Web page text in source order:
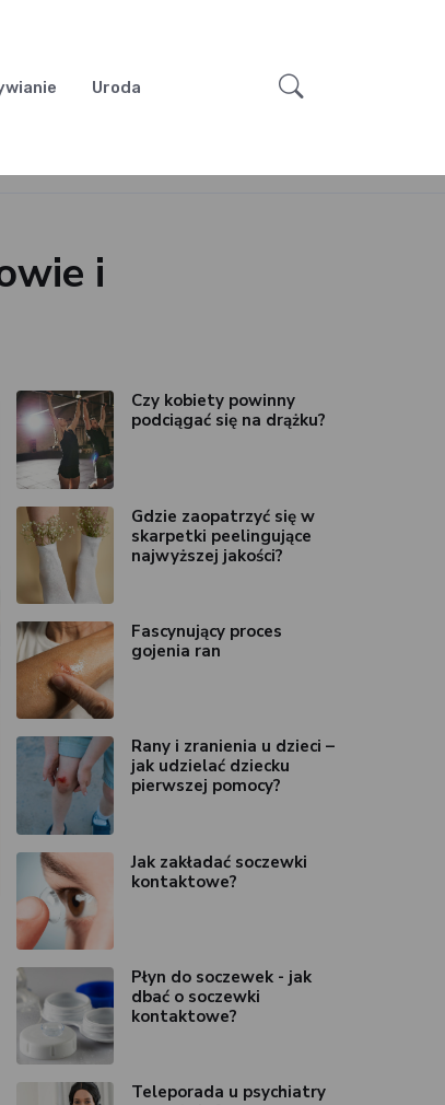
Uroda
i
Czy kobiety powinny
podciągać się na drążku?
Gdzie zaopatrzyć się w
skarpetki peelingujące
najwyższej jakości?
Fascynujący proces
gojenia ran
Rany i zranienia u dzieci –
jak udzielać dziecku
pierwszej pomocy?
Jak zakładać soczewki
kontaktowe?
Płyn do soczewek - jak
dbać o soczewki
kontaktowe?
Teleporada u psychiatry